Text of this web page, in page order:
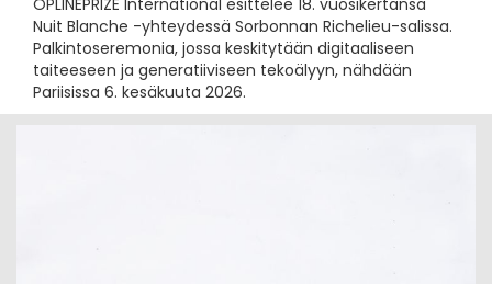
OPLINEPRIZE International esittelee 18. vuosikertansa
Nuit Blanche -yhteydessä Sorbonnan Richelieu-salissa.
Palkintoseremonia, jossa keskitytään digitaaliseen
taiteeseen ja generatiiviseen tekoälyyn, nähdään
Pariisissa 6. kesäkuuta 2026.